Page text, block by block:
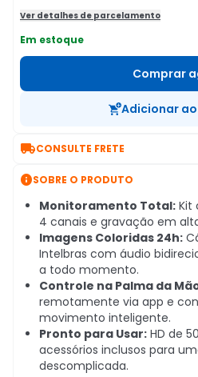
Ver detalhes de parcelamento
Em estoque
Comprar
Adicionar
CONSULTE FRETE
SOBRE O PRODUTO
Monitoramento Total: Kit
4 canais e gravação em
Imagens Coloridas 24h:
Intelbras com áudio
a todo momento.
Controle na Palma da
remotamente via app e
movimento inteligente.
Pronto para Usar: HD de
acessórios inclusos para
descomplicada.